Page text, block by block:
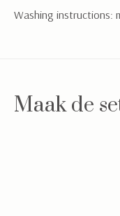
Washing instructions:
Maak de